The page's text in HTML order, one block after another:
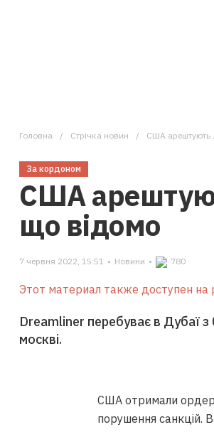
Головна Стрічка новин США арештують
За кордоном
США
що відомо
7 червня 2022, 15:51 • Новини • 780
Этот материал также доступен на
Dreamliner перебуває в Дубаї
москві.
США отримали ордер
порушення санкцій.